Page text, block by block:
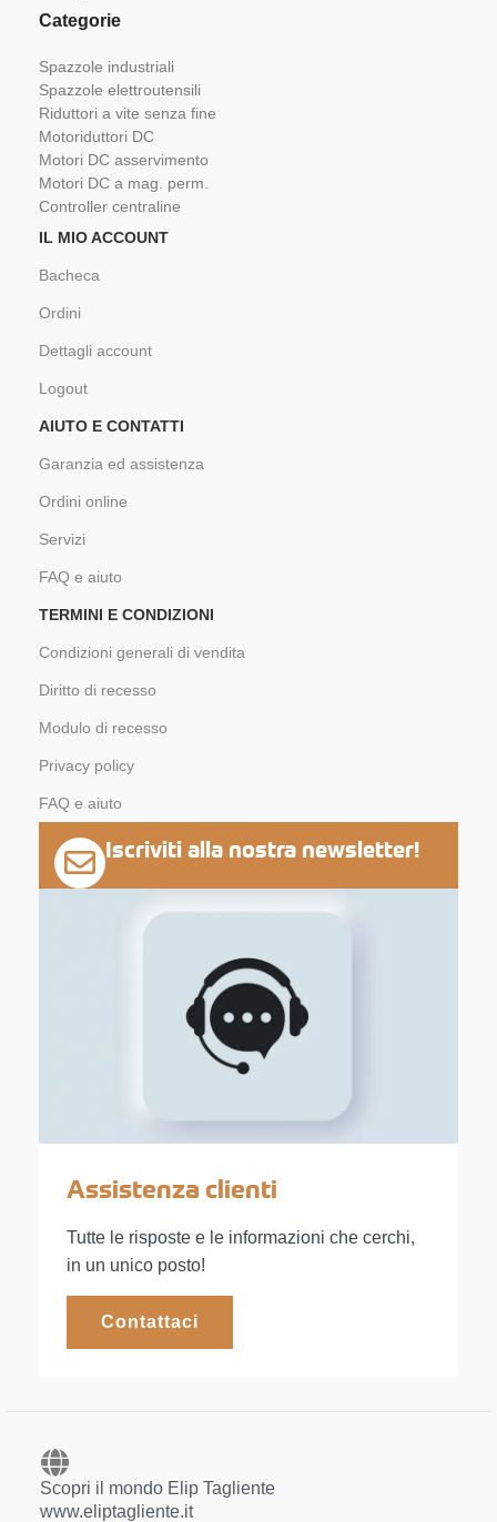
Categorie
Spazzole industriali
Spazzole elettroutensili
Riduttori a vite senza fine
Motoriduttori DC
Motori DC asservimento
Motori DC a mag. perm.
Controller centraline
IL MIO ACCOUNT
Bacheca
Ordini
Dettagli account
Logout
AIUTO E CONTATTI
Garanzia ed assistenza
Ordini online
Servizi
FAQ e aiuto
TERMINI E CONDIZIONI
Condizioni generali di vendita
Diritto di recesso
Modulo di recesso
Privacy policy
FAQ e aiuto
Iscriviti alla nostra newsletter!
Assistenza clienti
Tutte le risposte e le informazioni che cerchi,
in un unico posto!
Contattaci
Scopri il mondo Elip Tagliente
www.eliptagliente.it